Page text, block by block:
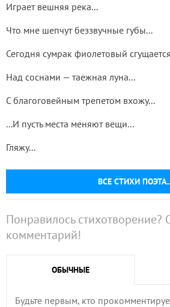
ВСЕ СТИХИ
Играет вешняя река...
Что мне шепчут беззвучные губы...
Сегодня сумрак фиолетовый
Над соснами — таежная луна...
С благоговейным трепетом вхожу...
...И пусть места меняют вещи...
Гляжу...
Понравилось стихотворение?
комментарий!
ОБЫЧНЫЕ
Будьте первым, кто